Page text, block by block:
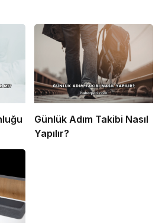
Günlük Adım Takibi Nasıl
Yapılır?